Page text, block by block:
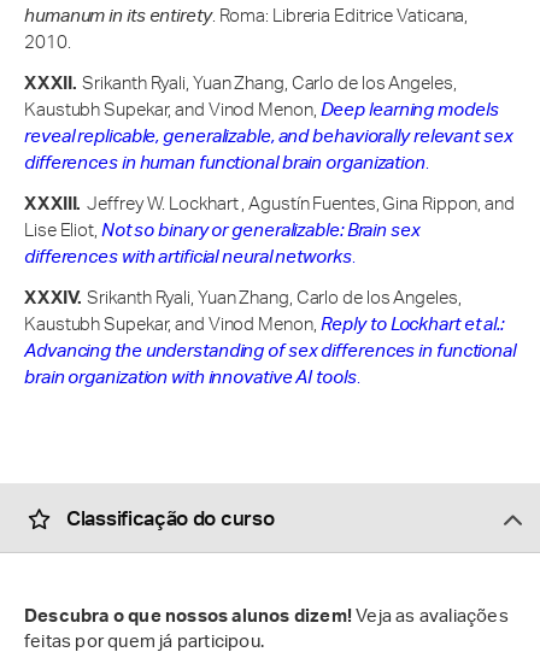
humanum in its entirety. Roma: Libreria Editrice Vaticana,
2010.
Srikanth Ryali, Yuan Zhang, Carlo de los Angeles,
Kaustubh Supekar, and Vinod Menon, Deep learning models
reveal replicable, generalizable, and behaviorally relevant sex
differences in human functional brain organization.
Jeffrey W. Lockhart , Agustín Fuentes, Gina Rippon, and
Lise Eliot, Not so binary or generalizable: Brain sex
differences with artificial neural networks.
Srikanth Ryali, Yuan Zhang, Carlo de los Angeles,
Kaustubh Supekar, and Vinod Menon, Reply to Lockhart et al.:
Advancing the understanding of sex differences in functional
brain organization with innovative AI tools.
Classificação do curso
Descubra o que nossos alunos dizem!Veja as avaliações
feitas por quem já participou.